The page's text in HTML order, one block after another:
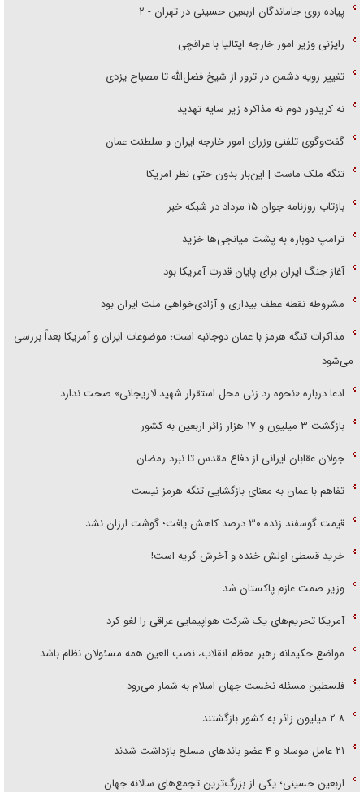
پیاده روی جاماندگان اربعین حسینی در تهران - ۲
رایزنی وزیر امور خارجه ایتالیا با عراقچی
تغییر رویه دشمن در ترور از شیخ فضل‌الله تا مصباح یزدی
نه کریدور دوم نه مذاکره زیر سایه تهدید
گفت‌وگوی تلفنی وزرای امور خارجه ایران و سلطنت عمان
تنگه ملک ماست | این‌بار بدون حتی نظر امریکا
بازتاب روزنامه جوان ۱۵ مرداد در شبکه خبر
ترامپ دوباره به پشت میانجی‌ها خزید
آغاز جنگ ایران برای پایان قدرت آمریکا بود
مشروطه نقطه عطف بیداری و آزادی‌خواهی ملت ایران بود
مذاکرات تنگه هرمز با عمان دوجانبه است؛ موضوعات ایران و آمریکا بعداً بررسی
می‌شود
ادعا درباره «نحوه رد زنی محل استقرار شهید لاریجانی» صحت ندارد
بازگشت ۳ میلیون و ۱۷ هزار زائر اربعین به کشور
جولان عقابان ایرانی از دفاع مقدس تا نبرد رمضان
تفاهم با عمان به معنای بازگشایی تنگه هرمز نیست
قیمت گوسفند زنده ۳۰ درصد کاهش یافت؛ گوشت ارزان نشد
خرید قسطی اولش خنده و آخرش گریه است!
وزیر صمت عازم پاکستان شد
آمریکا تحریم‌های یک شرکت هواپیمایی عراقی را لغو کرد
مواضع حکیمانه رهبر معظم انقلاب، نصب العین همه مسئولان نظام باشد
فلسطین مسئله نخست جهان اسلام به شمار می‌رود
۲.۸ میلیون زائر به کشور بازگشتند
۲۱ عامل موساد و ۴ عضو باند‌های مسلح بازداشت شدند
اربعین حسینی؛ یکی از بزرگ‌ترین تجمع‌های سالانه جهان